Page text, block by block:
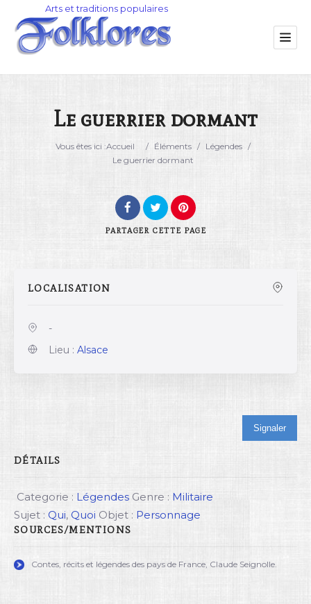
Catégorie
Le guerrier dormant
Vous êtes ici :Accueil / Éléments / Légendes /
Le guerrier dormant
PARTAGER CETTE PAGE
LOCALISATION
-
Lieu : Alsace
Signaler
DÉTAILS
Categorie : Légendes Genre : Militaire
Sujet : Qui, Quoi Objet : Personnage
SOURCES/MENTIONS
Contes, récits et légendes des pays de France, Claude Seignolle.